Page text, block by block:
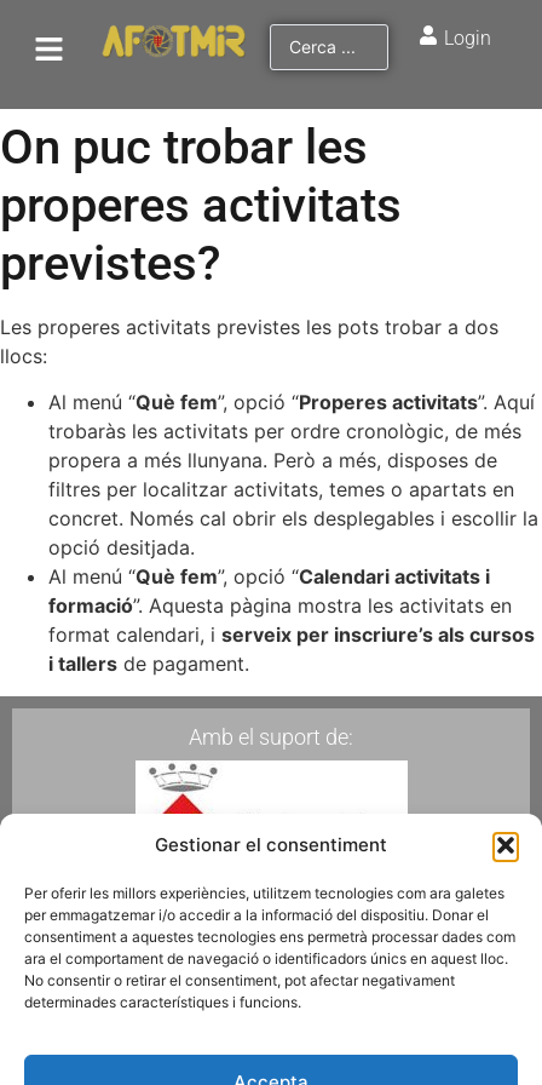
Gestionar el consentiment
Per oferir les millors experiències, utilitzem tecnologies com ara galetes
per emmagatzemar i/o accedir a la informació del dispositiu. Donar el
consentiment a aquestes tecnologies ens permetrà processar dades com
ara el comportament de navegació o identificadors únics en aquest lloc.
No consentir o retirar el consentiment, pot afectar negativament
determinades característiques i funcions.
Login
On puc trobar les
properes activitats
previstes?
Les properes activitats previstes les pots trobar a dos
llocs:
Al menú “Què fem”, opció “Properes activitats”. Aquí
trobaràs les activitats per ordre cronològic, de més
propera a més llunyana. Però a més, disposes de
filtres per localitzar activitats, temes o apartats en
concret. Només cal obrir els desplegables i escollir la
opció desitjada.
Al menú “Què fem”, opció “Calendari activitats i
formació”. Aquesta pàgina mostra les activitats en
format calendari, i serveix per inscriure’s als cursos
i tallers de pagament.
Amb el suport de:
Membres de:
Fes-te Soci